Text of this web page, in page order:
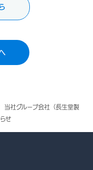
当社グループ会社（長生堂製
せ